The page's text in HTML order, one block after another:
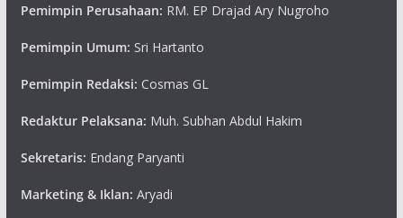
Pemimpin Perusahaan: RM. EP Drajad Ary Nugroho
Pemimpin Umum: Sri Hartanto
Pemimpin Redaksi: Cosmas GL
Redaktur Pelaksana: Muh. Subhan Abdul Hakim
Sekretaris: Endang Paryanti
Marketing & Iklan: Aryadi